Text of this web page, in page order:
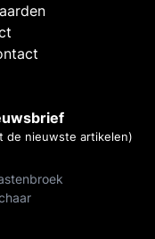
de nieuwste artikelen)